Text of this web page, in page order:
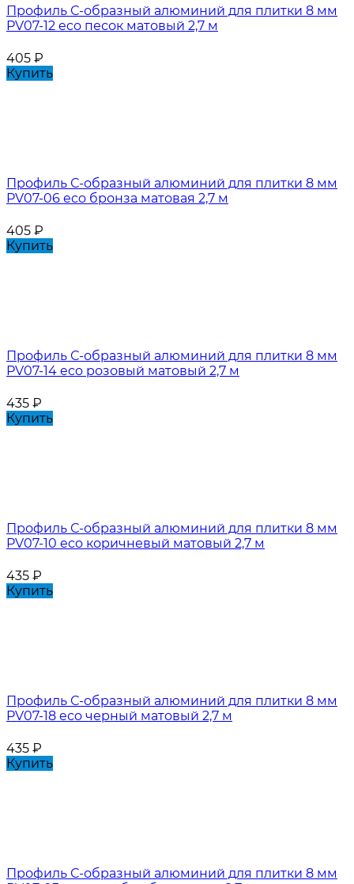
Профиль С-образный алюминий для плитки 8 мм
PV07-12 eco песок матовый 2,7 м
405 ₽
Купить
Профиль С-образный алюминий для плитки 8 мм
PV07-06 eco бронза матовая 2,7 м
405 ₽
Купить
Профиль С-образный алюминий для плитки 8 мм
PV07-14 eco розовый матовый 2,7 м
435 ₽
Купить
Профиль С-образный алюминий для плитки 8 мм
PV07-10 eco коричневый матовый 2,7 м
435 ₽
Купить
Профиль С-образный алюминий для плитки 8 мм
PV07-18 eco черный матовый 2,7 м
435 ₽
Купить
Профиль С-образный алюминий для плитки 8 мм